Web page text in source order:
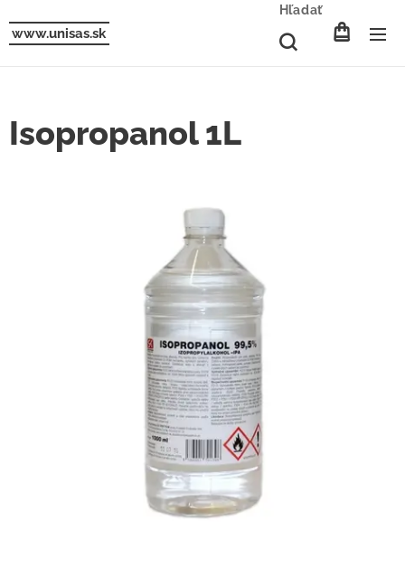
www.unisas.sk
Hľadať
Isopropanol 1L